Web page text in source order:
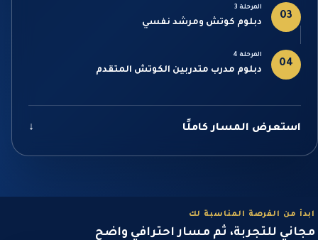
03
المرحلة 3
دبلوم كوتش ومرشد نفسي
04
المرحلة 4
دبلوم مدرب متدربين الكوتش المتقدم
استعرض المسار كاملًا ↓
ابدأ من الفرصة المناسبة لك
مجاني للتجربة، ثم مسار احترافي واضح